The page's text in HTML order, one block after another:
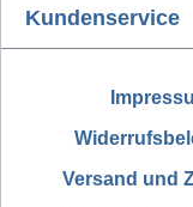
Kundenservice
Versand und